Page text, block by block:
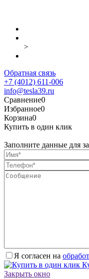
>
Обратная связь
+7 (4012) 611-006
info@tesla39.ru
Сравнение0
Избранное0
Корзина0
Купить в один клик
Заполните данные для
Я согласен на
Закрыть окно